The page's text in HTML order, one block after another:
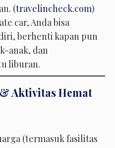
(travelincheck.com)
car, Anda bisa
berhenti kapan pun
anak, dan
liburan.
Aktivitas Hemat
(termasuk fasilitas